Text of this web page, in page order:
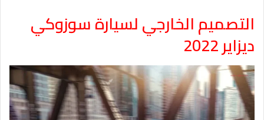
التصميم الخارجي لسيارة سوزوكي
ديزاير 2022